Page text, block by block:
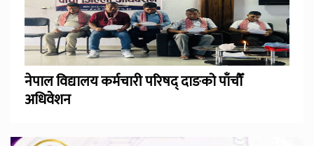
नेपाल विद्यालय कर्मचारी परिषद् दाङको पाँचौँ
अधिवेशन